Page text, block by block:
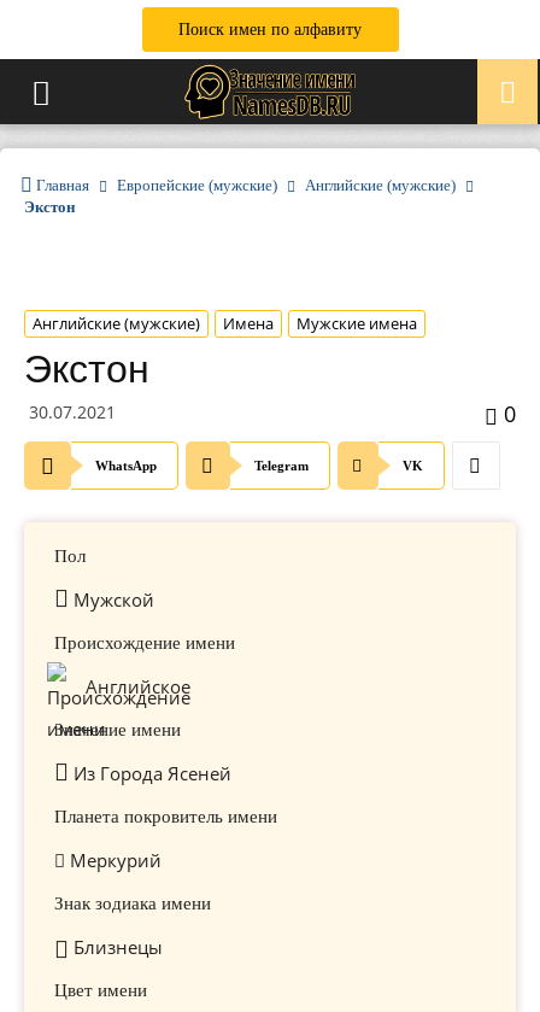
Поиск имен по алфавиту
Главная Европейские (мужские)
Английские (мужские)
Экстон
Английские (мужские) Имена Мужские имена
Экстон
30.07.2021 0
WhatsApp Telegram VK
Пол
Мужской
Происхождение имени
Английское
Значение имени
Из Города Ясеней
Планета покровитель имени
Меркурий
Знак зодиака имени
Близнецы
Цвет имени